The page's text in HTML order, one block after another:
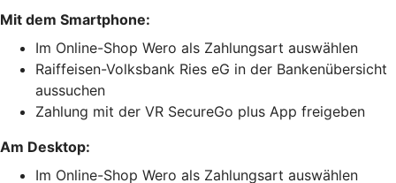
Mit dem Smartphone:
Im Online-Shop Wero als Zahlungsart auswählen
Raiffeisen-Volksbank Ries eG in der Bankenübersicht
aussuchen
Zahlung mit der VR SecureGo plus App freigeben
Am Desktop:
Im Online-Shop Wero als Zahlungsart auswählen